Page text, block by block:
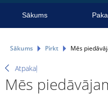
Sākums
Sākums Pirkt Mēs
Atpakaļ
Mēs